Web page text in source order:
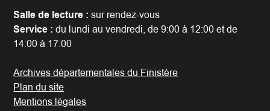
Salle de lecture : sur rendez-vous
Service : du lundi au vendredi, de 9:00 à 12:00 et de
14:00 à 17:00
Archives départementales du Finistère
Plan du site
Mentions légales